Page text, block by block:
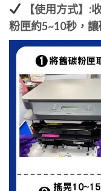
【使用方式】:
粉匣約5~10秒，